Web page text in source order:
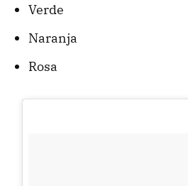
Verde
Naranja
Rosa